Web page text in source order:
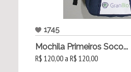
1745
Mochila Primeiros Soco...
R$ 120,00 a R$ 120,00